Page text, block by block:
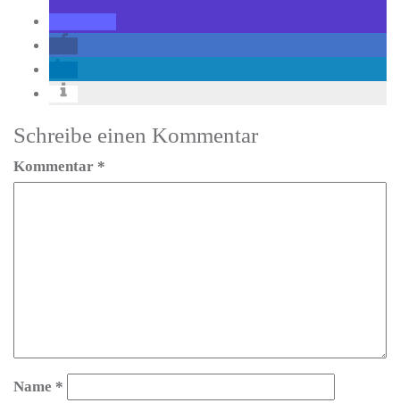
Schreibe einen Kommentar
Kommentar *
Name *